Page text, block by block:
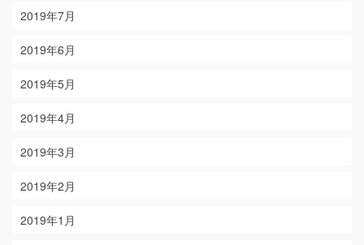
2019年7月
2019年6月
2019年5月
2019年4月
2019年3月
2019年2月
2019年1月